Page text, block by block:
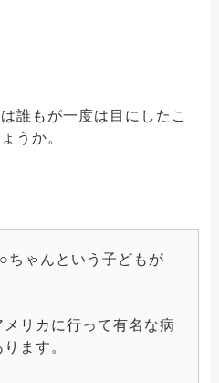
誰もが一度は目にしたこ
うか。
ちゃんという子どもが
リカに行って有名な病
ます。